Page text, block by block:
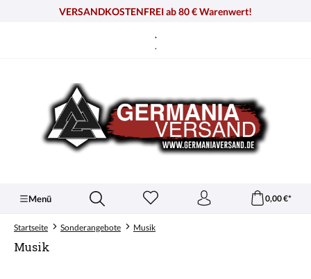
VERSANDKOSTENFREI ab 80 € Warenwert!
.
.
Menü 0,00 €*
Startseite Sonderangebote Musik
Musik